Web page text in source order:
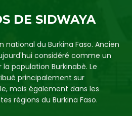
DE SIDWAYA
national du Burkina Faso. Ancien
considéré comme un
population Burkinabè. Le
principalement sur
mais également dans les
régions du Burkina Faso.